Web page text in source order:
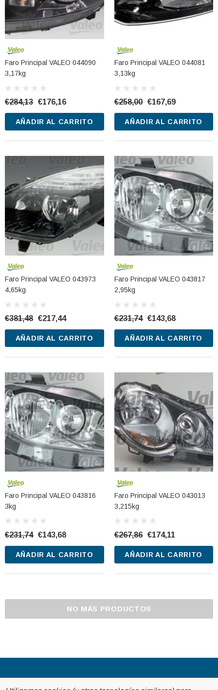
Faro Principal VALEO 044090
3,17kg
€284,13 €176,16
AÑADIR AL CARRITO
Faro Principal VALEO 044081
3,13kg
€258,00 €167,69
AÑADIR AL CARRITO
Faro Principal VALEO 043973
4,65kg
€381,48 €217,44
AÑADIR AL CARRITO
Faro Principal VALEO 043817
2,95kg
€231,74 €143,68
AÑADIR AL CARRITO
Faro Principal VALEO 043816
3kg
€231,74 €143,68
AÑADIR AL CARRITO
Faro Principal VALEO 043013
3,215kg
€267,86 €174,11
AÑADIR AL CARRITO
NO MÁS PRODUCTOS
Acerca de